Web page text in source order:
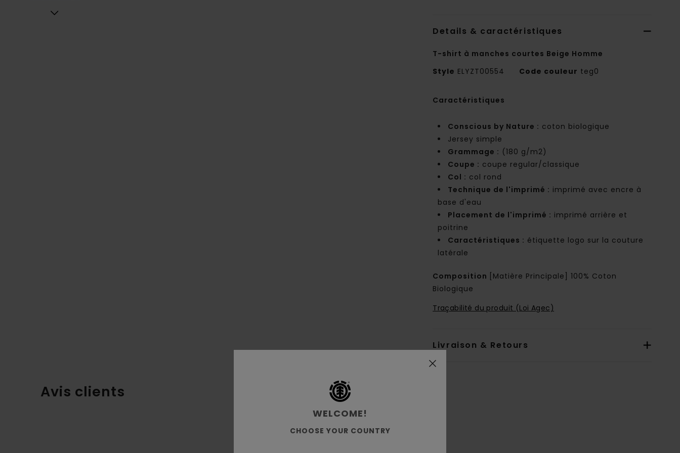
Details & caractéristiques
T-shirt à manches courtes Beige Homme
Style ELYZT00554 Code couleur teg0
Caractéristiques
Conscious by Nature : coton biologique
Jersey simple
Grammage : (180 g/m2)
Coupe : coupe regular/classique
Col : col rond
Technique de l'imprimé : imprimé avec encre à
base d'eau
Placement de l'imprimé : imprimé arrière et
poitrine
Caractéristiques : étiquette logo sur la couture
latérale
Composition
[Matière Principale] 100% Coton
Biologique
Traçabilité du produit (Loi Agec)
Livraison & Retours
Avis clients
Note moyenne
WELCOME!
CHOOSE YOUR COUNTRY